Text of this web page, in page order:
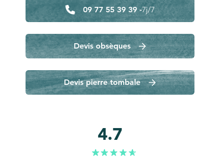
09 77 55 39 39 -7j/7
Devis obsèques
Devis pierre tombale
4.7